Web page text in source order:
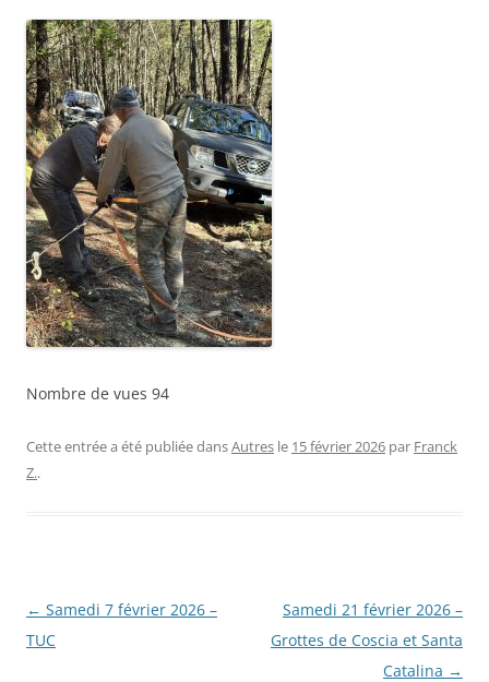
Nombre de vues 94
Cette entrée a été publiée dansAutres le 15 février 2026 par Franck
Z..
Navigation
des
← Samedi 7 février 2026 –
TUC
Samedi 21 février 2026 –
Grottes de Coscia et Santa
Catalina →